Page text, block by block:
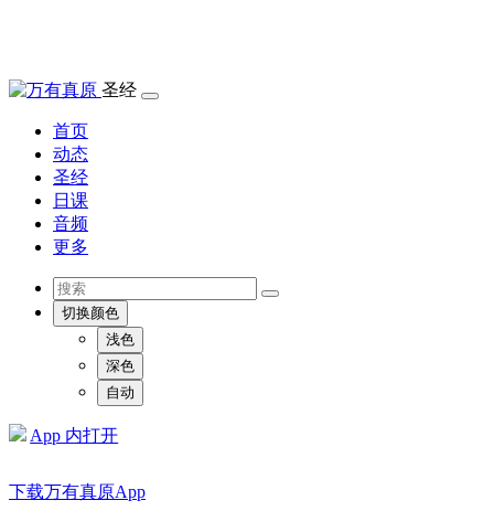
圣经
首页
动态
圣经
日课
音频
更多
切换颜色
浅色
深色
自动
App 内打开
下载万有真原App